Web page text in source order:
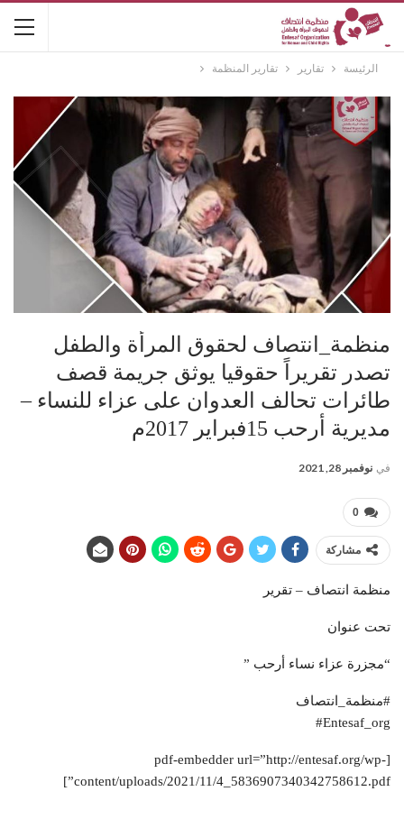
الرئيسة تقارير تقارير المنظمة
منظمة_انتصاف لحقوق المرأة والطفل
تصدر تقريراً حقوقيا يوثق جريمة قصف
طائرات تحالف العدوان على عزاء للنساء –
مديرية أرحب 15فبراير 2017م
في نوفمبر 28, 2021
0
مشاركة
منظمة انتصاف – تقرير
تحت عنوان
“مجزرة عزاء نساء أرحب ”
‎#Entesaf_org
[pdf-embedder url=”http://entesaf.org/wp-
content/uploads/2021/11/4_5836907340342758612.pdf”]